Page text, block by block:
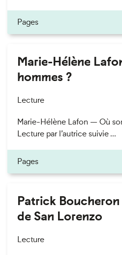
Pages
Marie-Hélène
hommes ?
Lecture
Marie-Hélène Lafon — Où
Lecture par l’autrice suivie ...
Pages
Patrick
de San Lorenzo
Lecture